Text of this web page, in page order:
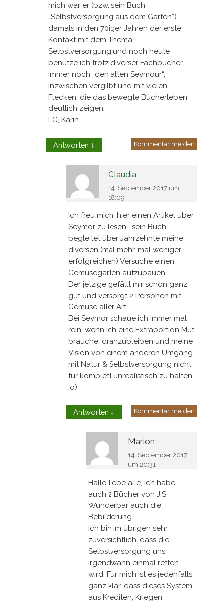
mich war er (bzw. sein Buch
„Selbstversorgung aus dem Garten“)
damals in den 70iger Jahren der erste
Kontakt mit dem Thema
Selbstversorgung und noch heute
benutze ich trotz diverser Fachbücher
immer noch „den alten Seymour“,
inzwischen vergilbt und mit vielen
Flecken, die das bewegte Bücherleben
deutlich zeigen.
LG, Karin
Antworten ↓ Kommentar melden
Claudia
14. September 2017 um
18:09
Ich freu mich, hier einen Artikel über
Seymor zu lesen… sein Buch
begleitet über Jahrzehnte meine
diversen (mal mehr, mal weniger
erfolgreichen) Versuche einen
Gemüsegarten aufzubauen.
Der jetzige gefällt mir schon ganz
gut und versorgt 2 Personen mit
Gemüse aller Art…
Bei Seymor schaue ich immer mal
rein, wenn ich eine Extraportion Mut
brauche, dranzubleiben und meine
Vision von einem anderen Umgang
mit Natur & Selbstversorgung nicht
für komplett unrealistisch zu halten.
;o)
Antworten ↓ Kommentar melden
Marion
14. September 2017
um 20:31
Hallo liebe alle, ich habe
auch 2 Bücher von J.S.
Wunderbar auch die
Bebilderung.
Ich bin im übrigen sehr
zuversichtlich, dass die
Selbstversorgung uns
irgendwann einmal retten
wird. Für mich ist es jedenfalls
ganz klar, dass dieses System
aus Krediten, Kriegen,